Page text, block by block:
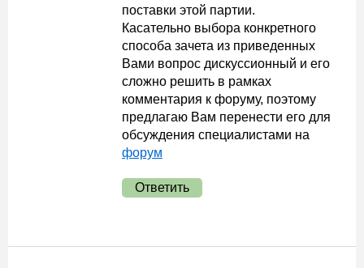
поставки этой партии.
Касательно выбора конкретного
способа зачета из приведенных
Вами вопрос дискуссионный и его
сложно решить в рамках
комментария к форуму, поэтому
предлагаю Вам перенести его для
обсуждения специалистами на
форум
Ответить